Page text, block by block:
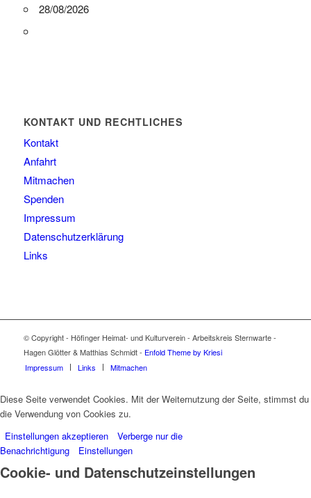
28/08/2026
KONTAKT UND RECHTLICHES
Kontakt
Anfahrt
Mitmachen
Spenden
Impressum
Datenschutzerklärung
Links
© Copyright - Höfinger Heimat- und Kulturverein - Arbeitskreis Sternwarte -
Hagen Glötter & Matthias Schmidt - Enfold Theme by Kriesi
Impressum
Links Mitmachen
Diese Seite verwendet Cookies. Mit der Weiternutzung der Seite, stimmst du
die Verwendung von Cookies zu.
Einstellungen akzeptieren
Verberge nur die
Benachrichtigung
Einstellungen
Cookie- und Datenschutzeinstellungen